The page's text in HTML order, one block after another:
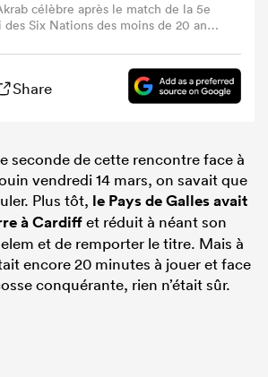
célèbre après le match de la 5e
Six Nations des moins de 20 ans
14 mars 2025 (Photo de Dave
Share
seconde de cette rencontre face à
vendredi 14 mars, on savait que
Plus tôt, le Pays de Galles avait
à Cardiffet réduit à néant son
et de remporter le titre. Mais à
encore 20 minutes à jouer et face
conquérante, rien n’était sûr.